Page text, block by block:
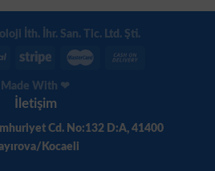
İth. İhr. San. Tic. Ltd. Şti.
Made With ❤
İletişim
Cd. No:132 D:A, 41400
Kocaeli